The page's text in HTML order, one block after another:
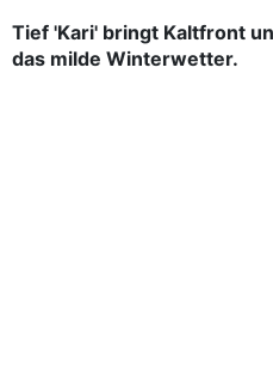
Tief 'Kari' bringt Kaltfront
das milde Winterwetter.